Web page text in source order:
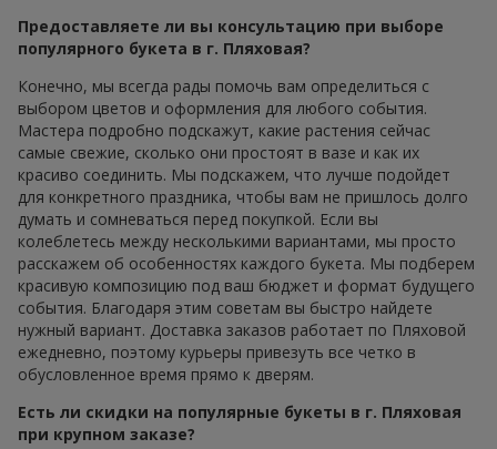
Предоставляете ли вы консультацию при выборе
популярного букета в г. Пляховая?
Конечно, мы всегда рады помочь вам определиться с
выбором цветов и оформления для любого события.
Мастера подробно подскажут, какие растения сейчас
самые свежие, сколько они простоят в вазе и как их
красиво соединить. Мы подскажем, что лучше подойдет
для конкретного праздника, чтобы вам не пришлось долго
думать и сомневаться перед покупкой. Если вы
колеблетесь между несколькими вариантами, мы просто
расскажем об особенностях каждого букета. Мы подберем
красивую композицию под ваш бюджет и формат будущего
события. Благодаря этим советам вы быстро найдете
нужный вариант. Доставка заказов работает по Пляховой
ежедневно, поэтому курьеры привезуть все четко в
обусловленное время прямо к дверям.
Есть ли скидки на популярные букеты в г. Пляховая
при крупном заказе?